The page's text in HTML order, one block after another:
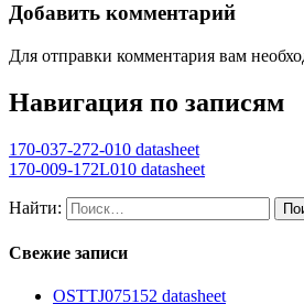
Добавить комментарий
Для отправки комментария вам
Навигация по записям
170-037-272-010 datasheet
170-009-172L010 datasheet
Найти:
Свежие записи
OSTTJ075152 datasheet